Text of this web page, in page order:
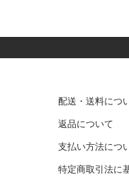
配送・送料につ
返品について
支払い方法につ
特定商取引法に